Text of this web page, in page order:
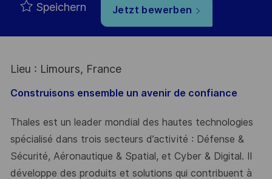
Speichern Jetzt bewerben
Lieu : Limours, France
Construisons ensemble un avenir de confiance
Thales est un leader mondial des hautes technologies
spécialisé dans trois secteurs d’activité : Défense &
Sécurité, Aéronautique & Spatial, et Cyber & Digital. Il
développe des produits et solutions qui contribuent à